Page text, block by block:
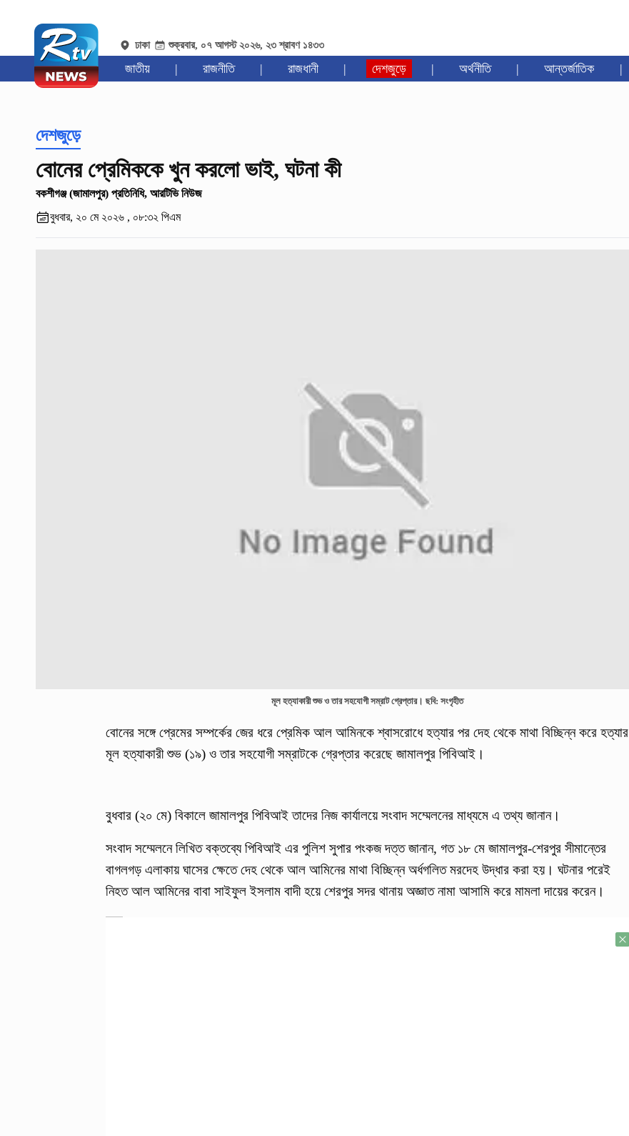
ঢাকা শুক্রবার, ০৭ আগস্ট ২০২৬, ২৩ শ্রাবণ ১৪৩৩
জাতীয় | রাজনীতি | রাজধানী | দেশজুড়ে | অর্থনীতি | আন্তর্জাতিক |
দেশজুড়ে
বোনের প্রেমিককে খুন করলো ভাই, ঘটনা কী
বকশীগঞ্জ (জামালপুর) প্রতিনিধি, আরটিভি নিউজ
বুধবার, ২০ মে ২০২৬ , ০৮:৩২ পিএম
মূল হত্যাকারী শুভ ও তার সহযোগী সম্রাট গ্রেপ্তার। ছবি: সংগৃহীত
বোনের সঙ্গে প্রেমের সম্পর্কের জের ধরে প্রেমিক আল আমিনকে শ্বাসরোধে হত্যার পর দেহ থেকে মাথা বিচ্ছিন্ন করে হত্যার
মূল হত্যাকারী শুভ (১৯) ও তার সহযোগী সম্রাটকে গ্রেপ্তার করেছে জামালপুর পিবিআই।
বুধবার (২০ মে) বিকালে জামালপুর পিবিআই তাদের নিজ কার্যালয়ে সংবাদ সম্মেলনের মাধ্যমে এ তথ্য জানান।
সংবাদ সম্মেলনে লিখিত বক্তব্যে পিবিআই এর পুলিশ সুপার পংকজ দত্ত জানান, গত ১৮ মে জামালপুর-শেরপুর সীমান্তের
বাগলগড় এলাকায় ঘাসের ক্ষেতে দেহ থেকে আল আমিনের মাথা বিচ্ছিন্ন অর্ধগলিত মরদেহ উদ্ধার করা হয়। ঘটনার পরেই
নিহত আল আমিনের বাবা সাইফুল ইসলাম বাদী হয়ে শেরপুর সদর থানায় অজ্ঞাত নামা আসামি করে মামলা দায়ের করেন।